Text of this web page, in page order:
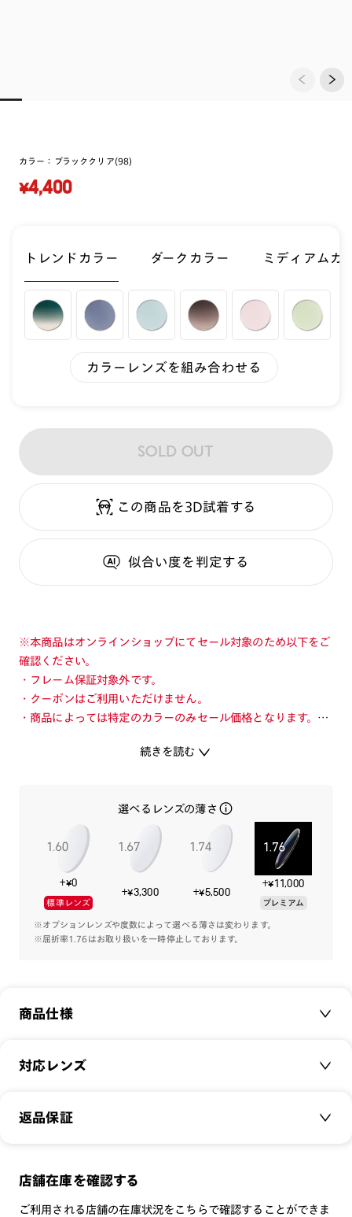
カラー： ブラッククリア(98)
¥4,400
トレンドカラー ダークカラー ミディアムカ
カラーレンズを組み合わせる
SOLD OUT
この商品を3D試着する
似合い度を判定する
※本商品はオンラインショップにてセール対象のため以下をご
確認ください。
・フレーム保証対象外です。
・クーポンはご利用いただけません。
・商品によっては特定のカラーのみセール価格となります。カ
・店舗とオンラインショップで価格が異なる場合があります。
「自分らしさ」を表現できるBoldフレーム。
軽樹脂素材 TR-90 を使用し、フロント内側の一部を削ぎ落と
したように成形することで、極太なのに軽やかなかけ心地を実
現しました。
丁番には堅牢かつ重厚感のある七枚丁番を採用。また、テンプ
ルに内蔵された板バネが頭をしっかりホールドし、ずれにくさ
した、ランチバック風の専用ケースが付属します。
※フレームの特性上、耳のかかり具合の調整は行えません。
※こちらの商品のカラー・柄によっては個体差がございます。
続きを読む
選べるレンズの薄さ
+¥0
標準レンズ
+¥3,300 +¥5,500
+¥11,000
プレミアム
※オプションレンズや度数によって選べる薄さは変わります。
※屈折率1.76はお取り扱いを一時停止しております。
商品仕様
商品名：
サイズ：
シリーズ： TODAY
性別： UNISEX
対応レンズ
クリアレンズ（常用・老眼鏡用）
JINS SCREEN
返品保証
メガネの度数が合わなくなっても、
店舗在庫を確認する
ご利用される店舗の在庫状況をこちらで確認することができま